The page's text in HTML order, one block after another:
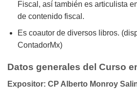
Fiscal, así también es articulista
de contenido fiscal.
Es coautor de diversos libros.
ContadorMx)
Datos generales del Curso
Expositor: CP Alberto Monroy